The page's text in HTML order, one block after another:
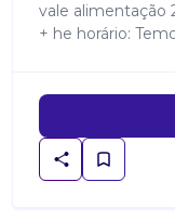
vale alimentação
+ he horário: